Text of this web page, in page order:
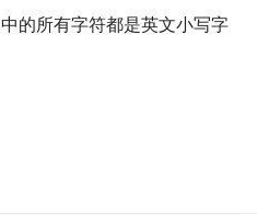
中的所有字符都是英文小写字